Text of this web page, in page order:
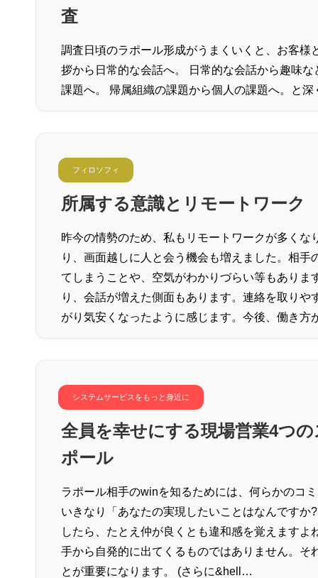
査
調査日頃のラポール形成がうまくいくと、お客
拶から日常的な会話へ。 日常的な会話から趣味
課題へ。 帰属組織の課題から個人の課題へ。と
フィロソフィ
所属する意識とリモートワーク
昨今の情勢のため、私もリモートワークが多く
り、画面越しに人と会う機会も増えました。相
てしまうことや、空気がわかりづらい等もあり
り、会話が増えた側面もあります。連絡を取り
がり気安くなったように感じます。今後、働き方
システムサービスをもっと身近に
全員を幸せにする現場営業4つ
ポール
ラポール相手のwinを知るためには、何らかのコ
いきなり「あなたの実現したいことはなんです
したら、たとえ仲が良くとも違和感を覚えます
手から自発的に出てくるものではありません。
とが重要になります。 (さらに&hell…